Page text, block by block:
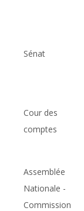
Sénat
Cour des
comptes
Assemblée
Nationale -
Commission